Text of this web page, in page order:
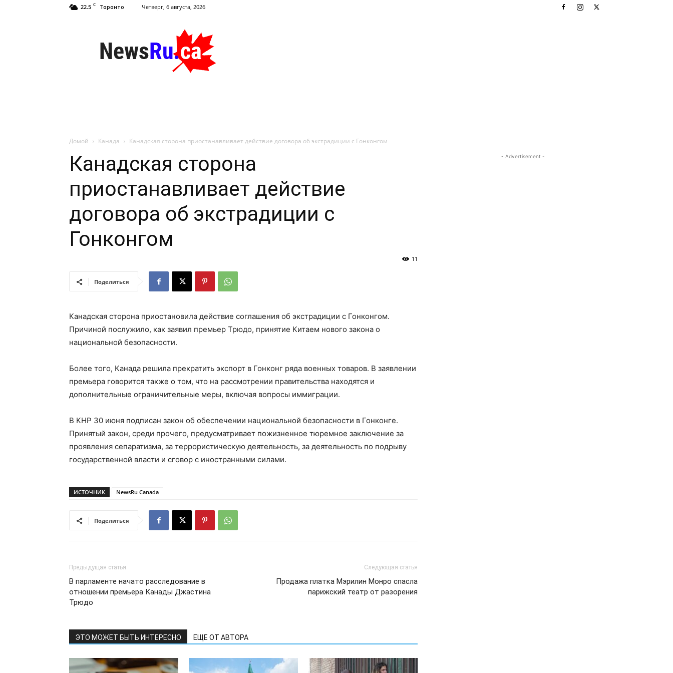
22.5 C Торонто Четверг, 6 августа, 2026
NewsRu.Ca
Домой Канада Канадская сторона приостанавливает действие договора об экстрадиции с Гонконгом
Канадская сторона
приостанавливает действие
договора об экстрадиции с
Гонконгом
11
Поделиться
Канадская сторона приостановила действие соглашения об экстрадиции с Гонконгом.
Причиной послужило, как заявил премьер Трюдо, принятие Китаем нового закона о
национальной безопасности.
Более того, Канада решила прекратить экспорт в Гонконг ряда военных товаров. В заявлении
премьера говорится также о том, что на рассмотрении правительства находятся и
дополнительные ограничительные меры, включая вопросы иммиграции.
В КНР 30 июня подписан закон об обеспечении национальной безопасности в Гонконге.
Принятый закон, среди прочего, предусматривает пожизненное тюремное заключение за
проявления сепаратизма, за террористическую деятельность, за деятельность по подрыву
государственной власти и сговор с иностранными силами.
ИСТОЧНИК NewsRu Canada
Поделиться
Предыдущая статья
В парламенте начато расследование в
отношении премьера Канады Джастина
Трюдо
Следующая статья
Продажа платка Мэрилин Монро спасла
парижский театр от разорения
ЭТО МОЖЕТ БЫТЬ ИНТЕРЕСНО ЕЩЕ ОТ АВТОРА
- Advertisement -